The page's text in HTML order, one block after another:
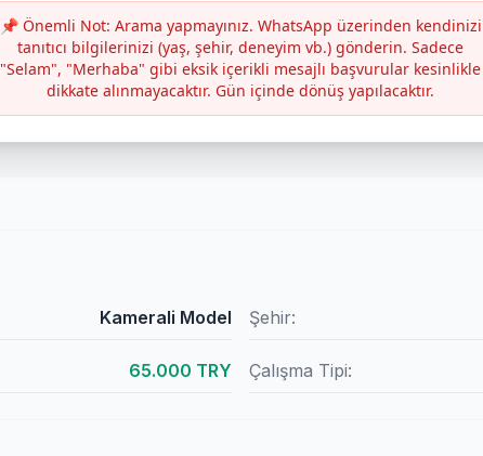
📌 Önemli Not: Arama yapmayınız. WhatsApp üzerinden kendinizi
tanıtıcı bilgilerinizi (yaş, şehir, deneyim vb.) gönderin. Sadece
"Selam", "Merhaba" gibi eksik içerikli mesajlı başvurular kesinlikle
dikkate alınmayacaktır. Gün içinde dönüş yapılacaktır.
Kamerali Model Şehir:
65.000 TRY Çalışma Tipi: